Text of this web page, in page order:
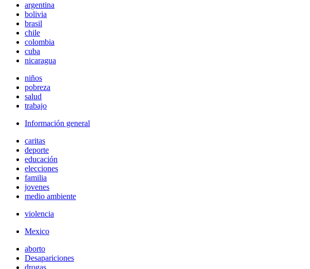
argentina
bolivia
brasil
chile
colombia
cuba
nicaragua
niños
pobreza
salud
trabajo
Información general
caritas
deporte
educación
elecciones
familia
jovenes
medio ambiente
violencia
Mexico
aborto
Desapariciones
drogas